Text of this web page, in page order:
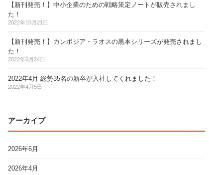
【新刊発売！】中小企業のための戦略策定ノートが販売されまし
た！
2022年10月21日
【新刊発売！】カンボジア・ラオスの黒本シリーズが発売されまし
た！
2022年6月24日
2022年4月 総勢35名の新卒が入社してくれました！
2022年4月5日
アーカイブ
2026年6月
2026年4月